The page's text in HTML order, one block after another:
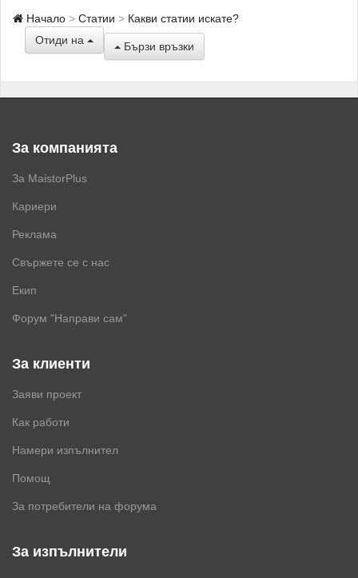
Начало Статии
Какви статии искате?
Отиди на
Бързи връзки
За компанията
За MaistorPlus
Кариери
Реклама
Свържете се с нас
Екип
Форум "Направи сам"
За клиенти
Заяви проект
Как работи
Намери изпълнител
Помощ
За потребители на форума
За изпълнители